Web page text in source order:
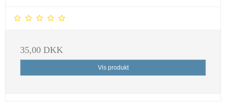
35,00 DKK
Vis produkt